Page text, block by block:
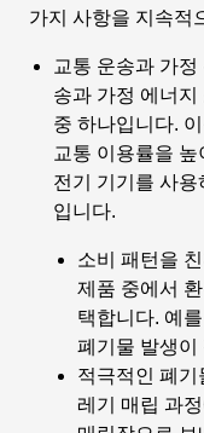
가지 사항을 지속적
교통 운송과 가
송과 가정 에너지
중 하나입니다.
교통 이용률을
전기 기기를 사
입니다.
소비 패턴을
제품 중에서
택합니다. 예
폐기물 발생이
적극적인 폐기
레기 매립 과